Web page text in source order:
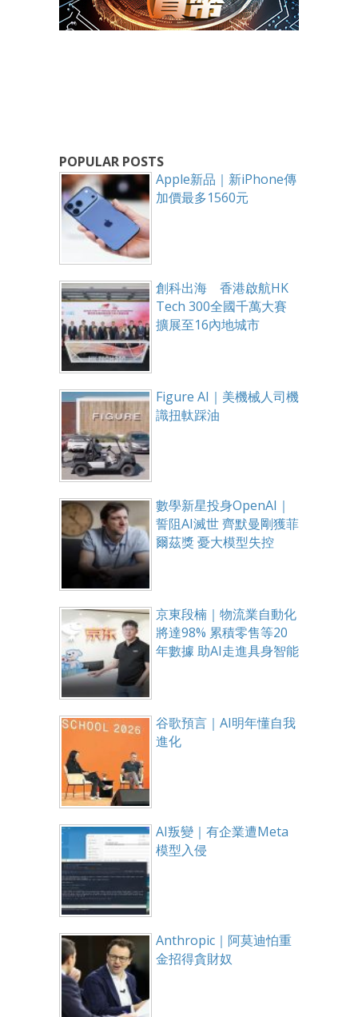
POPULAR POSTS
Apple新品｜新iPhone傳
加價最多1560元
創科出海 香港啟航HK
Tech 300全國千萬大賽
擴展至16內地城市
Figure AI｜美機械人司機
識扭軚踩油
數學新星投身OpenAI｜
誓阻AI滅世 齊默曼剛獲菲
爾茲獎 憂大模型失控
京東段楠｜物流業自動化
將達98% 累積零售等20
年數據 助AI走進具身智能
谷歌預言｜AI明年懂自我
進化
AI叛變｜有企業遭Meta
模型入侵
Anthropic｜阿莫迪怕重
金招得貪財奴